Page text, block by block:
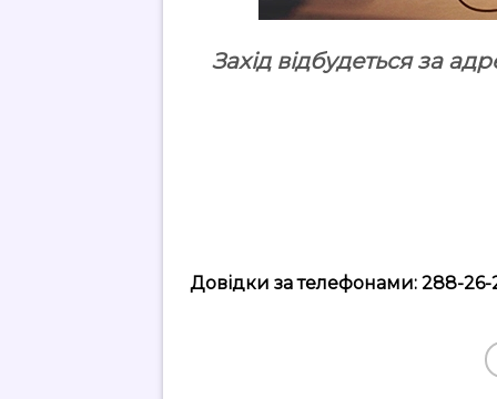
Захід відбудеться за
Довідки за телефонами: 288-26-